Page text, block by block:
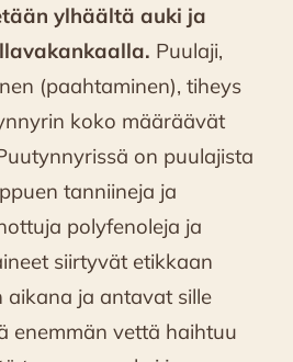
ylhäältä auki ja
Puulaji,
(paahtaminen), tiheys
koko määräävät
on puulajista
tanniineja ja
polyfenoleja ja
siirtyvät etikkaan
aikana ja antavat sille
enemmän vettä haihtuu